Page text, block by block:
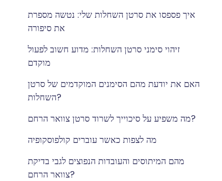
איך פספסו את סרטן השחלות שלי: נטשה מספרת
את סיפורה
זיהוי סימני סרטן השחלות: מדוע חשוב לפעול
מוקדם
האם את יודעת מהם הסימנים המוקדמים של סרטן
השחלות?
מה משפיע על סיכוייך לשרוד סרטן צוואר הרחם?
מה לצפות כאשר עוברים קולפוסקופיה
מהם המיתוסים והעובדות הנפוצים לגבי בדיקת
צוואר הרחם?